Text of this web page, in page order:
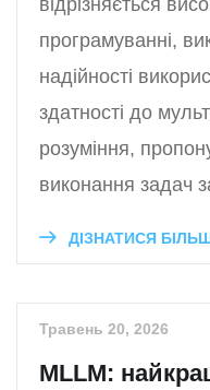
програмуванні,
надійності
здатності до
розуміння,
виконання задач
ДІЗНАТИСЯ
Травень 20, 2026
MLLM: